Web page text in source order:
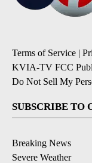
Terms of Service |
KVIA-TV FCC
Do Not Sell My
SUBSCRIBE TO
Breaking News
Severe Weather